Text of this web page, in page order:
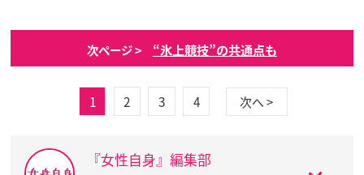
次ページ > “氷上競技”の共通点も
1 2 3 4 次へ >
『女性自身』編集部